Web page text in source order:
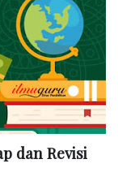
dan Revisi